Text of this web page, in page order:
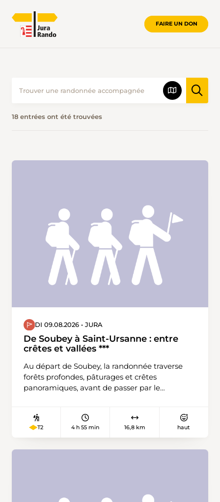
FAIRE UN DON
18 entrées ont été trouvées
DI 09.08.2026 • JURA
De Soubey à Saint-Ursanne : entre
crêtes et vallées ***
Au départ de Soubey, la randonnée traverse
forêts profondes, pâturages et crêtes
panoramiques, avant de passer par le
médiéval du Jura, niché au bord de la rivière
Doubs. Entre nature sauvage et patrimoine
T2 4 h 55 min 16,8 km haut